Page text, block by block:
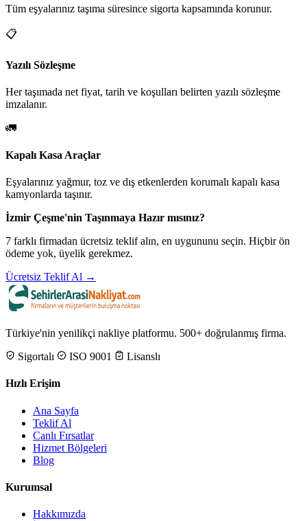
Tüm eşyalarınız taşıma süresince sigorta kapsamında korunur.
📋
Yazılı Sözleşme
Her taşımada net fiyat, tarih ve koşulları belirten yazılı sözleşme
imzalanır.
🚛
Kapalı Kasa Araçlar
Eşyalarınız yağmur, toz ve dış etkenlerden korumalı kapalı kasa
kamyonlarda taşınır.
İzmir Çeşme'nin Taşınmaya Hazır mısınız?
7 farklı firmadan ücretsiz teklif alın, en uygununu seçin. Hiçbir ön
ödeme yok, üyelik gerekmez.
Ücretsiz Teklif Al →
Türkiye'nin yenilikçi nakliye platformu. 500+ doğrulanmış firma.
Sigortalı
ISO 9001 Lisanslı
Hızlı Erişim
Ana Sayfa
Teklif Al
Canlı Fırsatlar
Hizmet Bölgeleri
Blog
Kurumsal
Hakkımızda